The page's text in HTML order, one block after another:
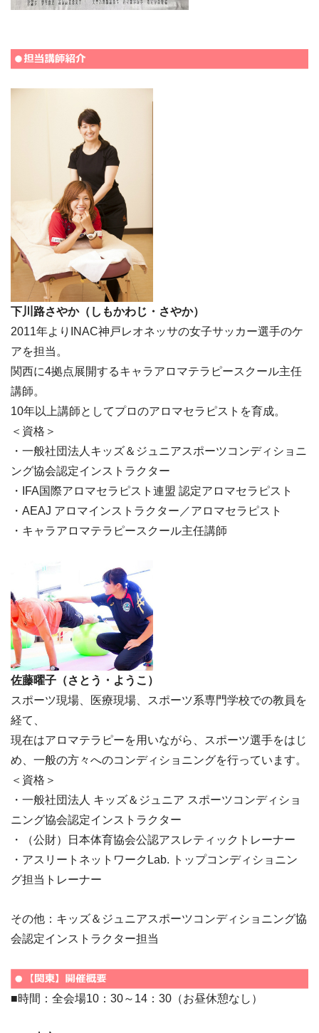
下川路さやか（しもかわじ・さやか）
2011年よりINAC神戸レオネッサの女子サッカー選手のケ
アを担当。
関西に4拠点展開するキャラアロマテラピースクール主任
講師。
10年以上講師としてプロのアロマセラピストを育成。
＜資格＞
・一般社団法人キッズ＆ジュニアスポーツコンディショニ
ング協会認定インストラクター
・IFA国際アロマセラピスト連盟 認定アロマセラピスト
・AEAJ アロマインストラクター／アロマセラピスト
・キャラアロマテラピースクール主任講師
佐藤曜子（さとう・ようこ）
スポーツ現場、医療現場、スポーツ系専門学校での教員を
経て、
現在はアロマテラピーを用いながら、スポーツ選手をはじ
め、一般の方々へのコンディショニングを行っています。
＜資格＞
・一般社団法人 キッズ＆ジュニア スポーツコンディショ
ニング協会認定インストラクター
・（公財）日本体育協会公認アスレティックトレーナー
・アスリートネットワークLab. トップコンディショニン
グ担当トレーナー
その他：キッズ＆ジュニアスポーツコンディショニング協
会認定インストラクター担当
■時間：全会場10：30～14：30（お昼休憩なし）